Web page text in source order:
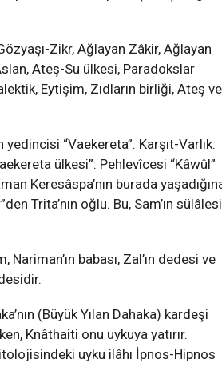
Zikr, Ağlayan Zâkir, Ağlayan
Ateş-Su ülkesi, Paradokslar
Eytişim, Zıdların birliği, Ateş ve
yedincisi “Vaekereta”. Karşıt-Varlık:
ülkesi”: Pehlevîcesi “Kâwûl”
Keresâspa’nın burada
Trita’nın oğlu. Bu, Sam’ın sülâlesi
babası, Zal’ın dedesi ve
(Büyük Yılan Dahaka) kardeşi
Knâthaiti onu uykuya yatırır.
uyku ilâhı İpnos-Hipnos